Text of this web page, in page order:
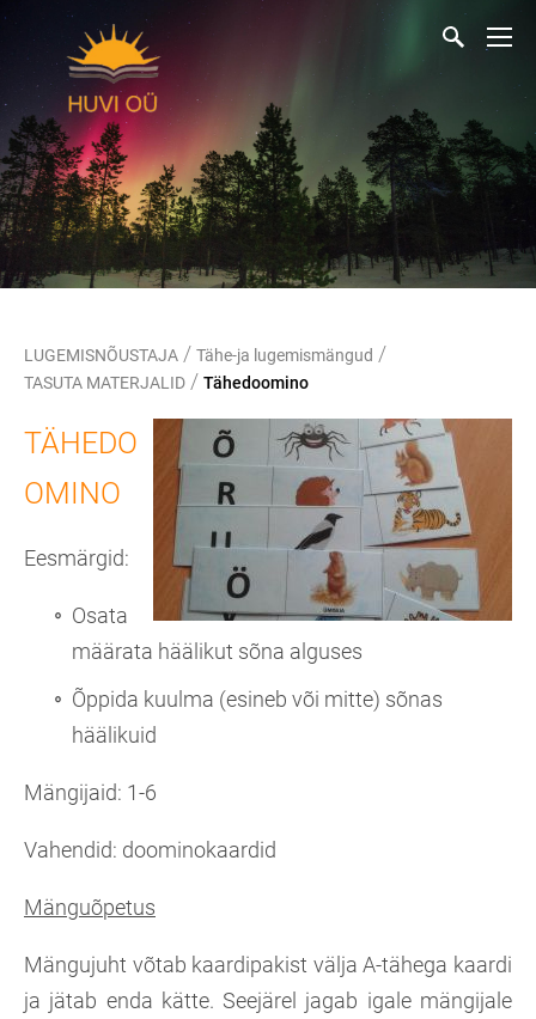
LUGEMISNÕUSTAJA / Tähe-ja lugemismängud /
TASUTA MATERJALID / Tähedoomino
TÄHEDO
OMINO
Eesmärgid:
Osata
määrata häälikut sõna alguses
Õppida kuulma (esineb või mitte) sõnas
häälikuid
Mängijaid: 1-6
Vahendid: doominokaardid
Mänguõpetus
Mängujuht võtab kaardipakist välja A-tähega kaardi
ja jätab enda kätte. Seejärel jagab igale mängijale